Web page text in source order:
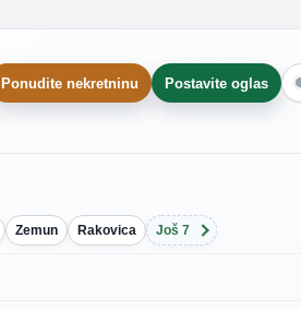
Ponudite nekretninu Postavite oglas
Zemun Rakovica Još 7